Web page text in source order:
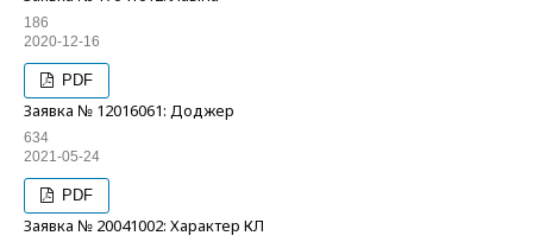
186
2020-12-16
PDF
Заявка № 12016061: Доджер
634
2021-05-24
PDF
Заявка № 20041002: Характер КЛ